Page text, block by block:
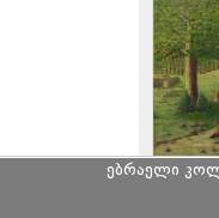
ებრაელი